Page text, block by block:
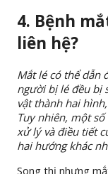
4. Bệnh
liên hệ?
Mắt lé có thể dẫn
người bị lé đều bị
vật thành hai
Tuy nhiên, một
xử lý và điều tiết
hai hướng khác
Song thị nhưng